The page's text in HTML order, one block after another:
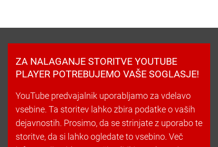
ZA NALAGANJE STORITVE YOUTUBE
PLAYER POTREBUJEMO VAŠE SOGLASJE!
YouTube predvajalnik uporabljamo za vdelavo
vsebine. Ta storitev lahko zbira podatke o vaših
dejavnostih. Prosimo, da se strinjate z uporabo te
storitve, da si lahko ogledate to vsebino. Več